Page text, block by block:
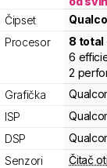
Čipset
Procesor
8 total
6
2
Grafička
ISP
DSP
Senzori
Čitač